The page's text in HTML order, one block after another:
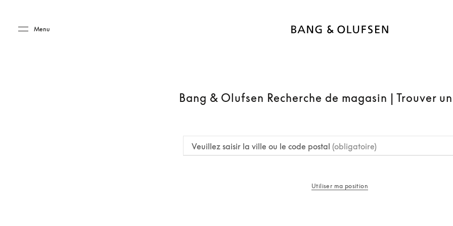
Menu
Bang & Olufsen Recherche de magasin | Trouver
Veuillez saisir la ville ou le code postal (obligatoire)
Utiliser ma position